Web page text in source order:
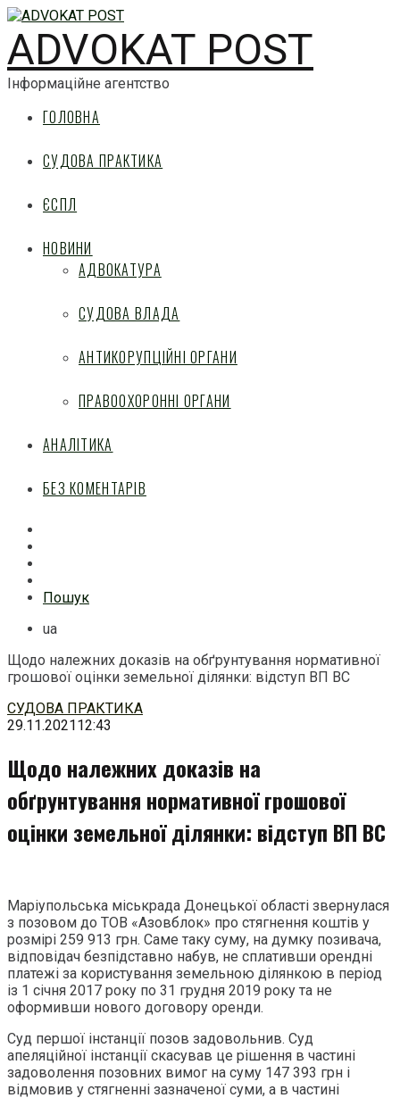
ADVOKAT POST
Інформаційне агентство
ГОЛОВНА
СУДОВА ПРАКТИКА
ЄСПЛ
НОВИНИ
АДВОКАТУРА
СУДОВА ВЛАДА
АНТИКОРУПЦІЙНІ ОРГАНИ
ПРАВООХОРОННІ ОРГАНИ
АНАЛІТИКА
БЕЗ КОМЕНТАРІВ
Пошук
ua
Щодо належних доказів на обґрунтування нормативної
грошової оцінки земельної ділянки: відступ ВП ВС
Перейти
до
СУДОВА ПРАКТИКА
29.11.202112:43
Щодо належних доказів на
обґрунтування нормативної грошової
оцінки земельної ділянки: відступ ВП ВС
Маріупольська міськрада Донецької області звернулася
з позовом до ТОВ «Азовблок» про стягнення коштів у
розмірі 259 913 грн. Саме таку суму, на думку позивача,
відповідач безпідставно набув, не сплативши орендні
платежі за користування земельною ділянкою в період
із 1 січня 2017 року по 31 грудня 2019 року та не
оформивши нового договору оренди.
Суд першої інстанції позов задовольнив. Суд
апеляційної інстанції скасував це рішення в частині
задоволення позовних вимог на суму 147 393 грн і
відмовив у стягненні зазначеної суми, а в частині